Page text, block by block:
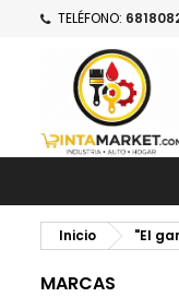
TELÉFONO:
Inicio "El
MARCAS